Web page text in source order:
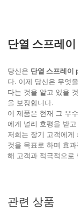
단열 스프레
당신은 단열 스프레이
다. 이제 당신은 무엇
다는 것을 알고 있을
을 보장합니다.
이 제품은 현재 그 우
에게 널리 호평을 받
저희는 장기 고객에게
것을 목표로 하며 효
해 고객과 적극적으로
관련 상품